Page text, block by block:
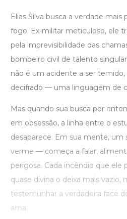
Elias Silva busca a verdade mais
fogo. Ex-militar meticuloso, ele
pela imprevisibilidade das
bombeiro civil de talento
não é um acidente a ser
decifrado — uma linguagem de
Mas quando sua busca por
em obsessão, a linha entre o
desaparece. Em sua mente,
verme — começa a falar,
perigosa. Cada incêndio que ele
quase divina o deixa mais vazio,
testemunhar a verdadeira face
ama.